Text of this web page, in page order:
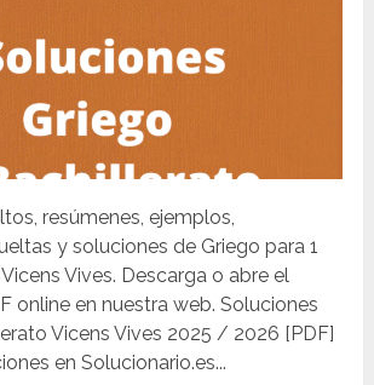
resúmenes, ejemplos,
y soluciones de Griego para 1
Vives. Descarga o abre el
online en nuestra web. Soluciones
Vicens Vives 2025 / 2026 [PDF]
en Solucionario.es...